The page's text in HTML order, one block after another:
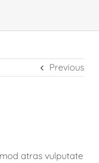
Previous
atras vulputate